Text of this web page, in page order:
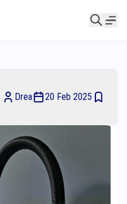
Drea 20 Feb 2025